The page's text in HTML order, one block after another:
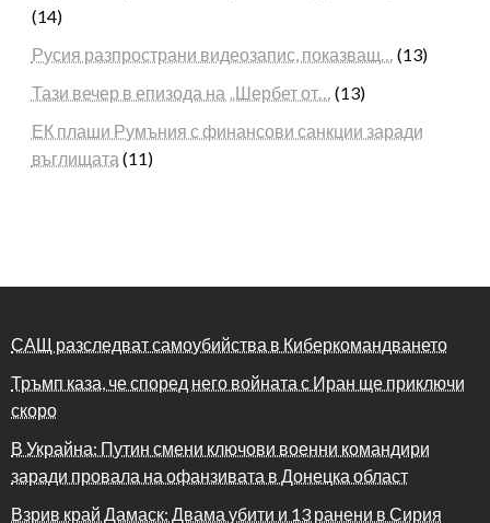
(14)
Русия разпространи видеозапис, показващ… (13)
Тази вечер в епизода на „Шербет от… (13)
ЕК плаши Румъния с финансови санкции заради
въглищата (11)
САЩ разследват самоубийства в Киберкомандването
Тръмп каза, че според него войната с Иран ще приключи
скоро
В Украйна: Путин смени ключови военни командири
заради провала на офанзивата в Донецка област
Взрив край Дамаск: Двама убити и 13 ранени в Сирия